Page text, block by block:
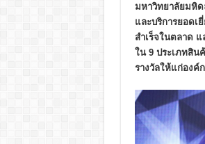
มหาวิทยาลัยมหิด
และบริการยอดเ
สำเร็จในตลาด
ใน 9 ประเภทสิน
รางวัลให้แก่องค์